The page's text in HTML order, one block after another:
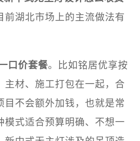
前湖北市场上的主流做法有
口价套餐。比如铭居优享按
主材、施工打包在一起，合
目不会额外加钱，也就是常
模式适合预算明确、不想一